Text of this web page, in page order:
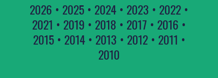
2026 • 2025 • 2024 • 2023 • 2022 •
2021 • 2019 • 2018 • 2017 • 2016 •
2015• 2014• 2013 • 2012• 2011 •
2010